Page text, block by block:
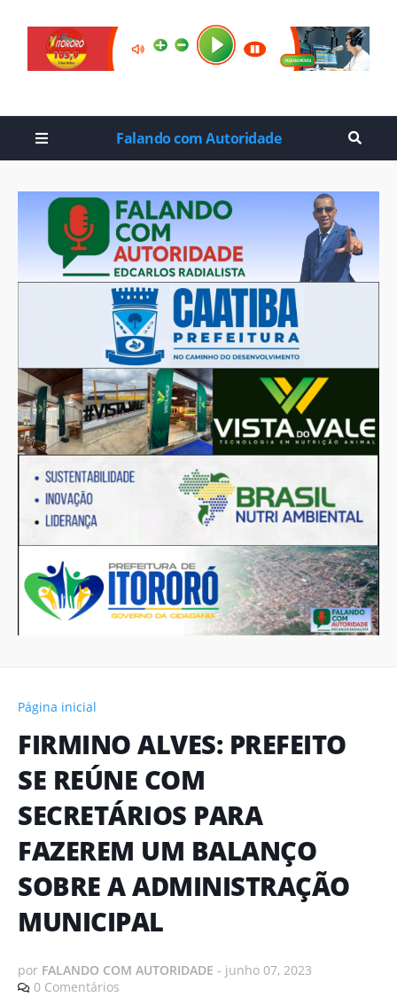
Falando com Autoridade
Página inicial
FIRMINO ALVES: PREFEITO
SE REÚNE COM
SECRETÁRIOS PARA
FAZEREM UM BALANÇO
SOBRE A ADMINISTRAÇÃO
MUNICIPAL
por FALANDO COM AUTORIDADE - junho 07, 2023
0 Comentários